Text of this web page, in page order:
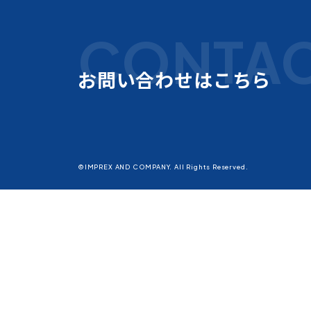
お問い合わせはこちら
©IMPREX AND COMPANY. All Rights Reserved.